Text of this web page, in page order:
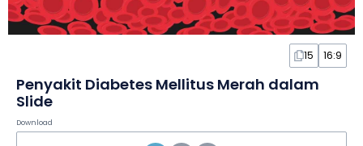
15 16:9
Penyakit Diabetes Mellitus Merah dalam
Slide
Download